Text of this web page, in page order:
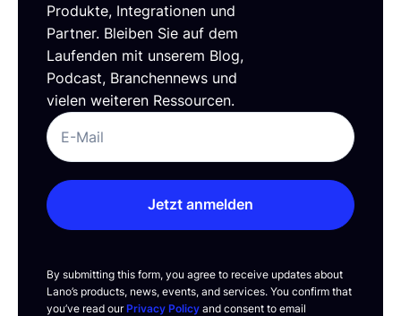
Produkte, Integrationen und
Partner. Bleiben Sie auf dem
Laufenden mit unserem Blog,
Podcast, Branchennews und
vielen weiteren Ressourcen.
Jetzt anmelden
By submitting this form, you agree to receive updates about
Lano’s products, news, events, and services. You confirm that
you’ve read ourPrivacy Policy and consent to email